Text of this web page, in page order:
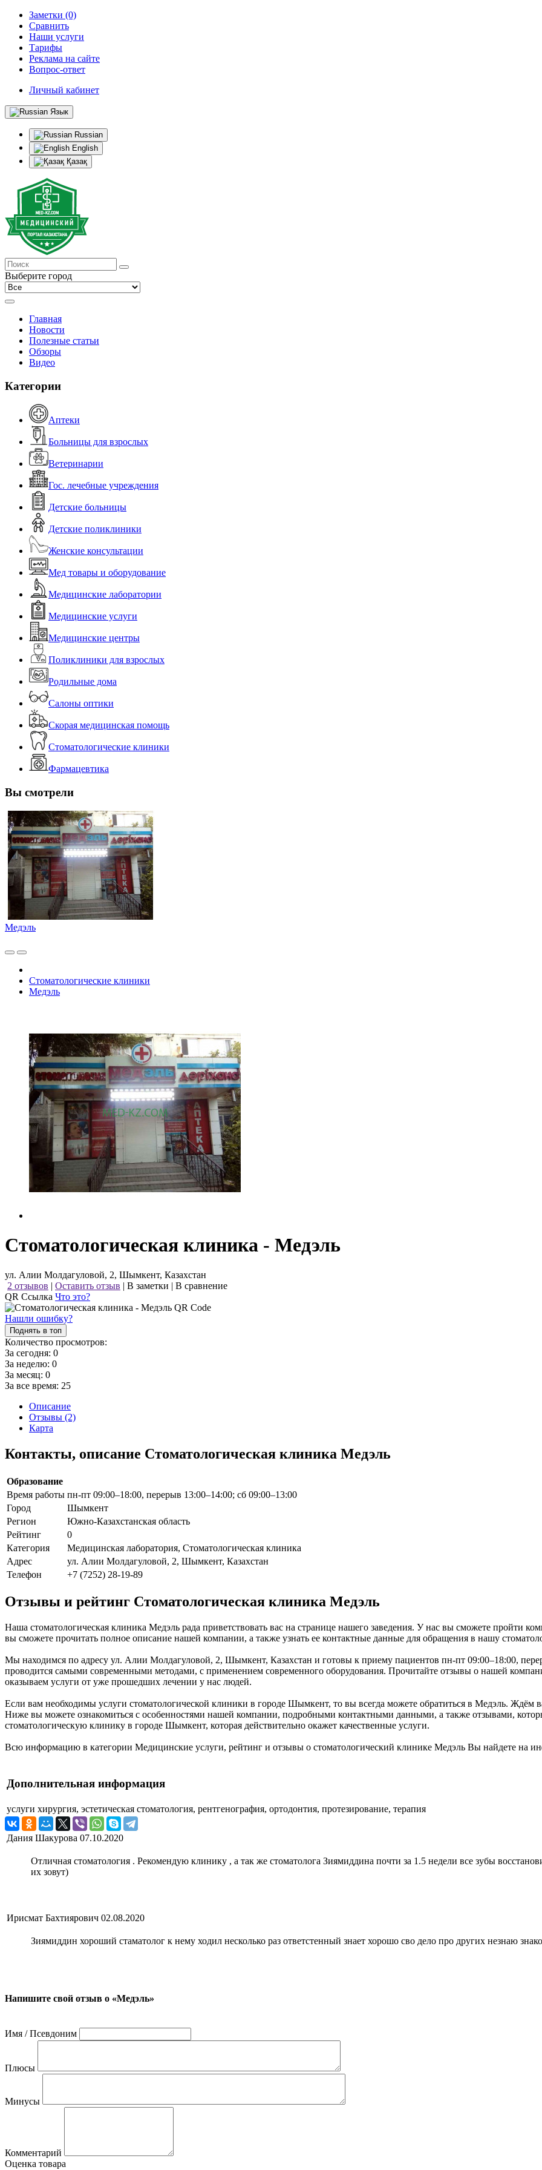
Заметки (0)
Сравнить
Наши услуги
Тарифы
Реклама на сайте
Вопрос-ответ
Личный кабинет
Язык
Russian
English
Қазақ
Выберите город
Главная
Новости
Полезные статьи
Обзоры
Видео
Категории
Аптеки
Больницы для взрослых
Ветеринарии
Гос. лечебные учреждения
Детские больницы
Детские поликлиники
Женские консультации
Мед товары и оборудование
Медицинские лаборатории
Медицинские услуги
Медицинские центры
Поликлиники для взрослых
Родильные дома
Салоны оптики
Скорая медицинская помощь
Стоматологические клиники
Фармацевтика
Вы смотрели
Медэль
Стоматологические клиники
Медэль
Стоматологическая клиника - Медэль
ул. Алии Молдагуловой, 2, Шымкент, Казахстан
2 отзывов | Оставить отзыв | В заметки | В сравнение
QR Ссылка Что это?
Нашли ошибку?
Поднять в топ
Количество просмотров:
За сегодня: 0
За неделю: 0
За месяц: 0
За все время: 25
Описание
Отзывы (2)
Карта
Контакты, описание Стоматологическая клиника Медэль
Образование
Время работы пн-пт 09:00–18:00, перерыв 13:00–14:00; сб 09:00–13:00
Город
Шымкент
Регион
Южно-Казахстанская область
Рейтинг
0
Категория
Медицинская лаборатория, Стоматологическая клиника
Адрес
ул. Алии Молдагуловой, 2, Шымкент, Казахстан
Телефон
+7 (7252) 28-19-89
Отзывы и рейтинг Стоматологическая клиника Медэль
Наша стоматологическая клиника Медэль рада приветствовать вас на странице нашего заведения. У нас вы сможете пройти
вы сможете прочитать полное описание нашей компании, а также узнать ее контактные данные для обращения в нашу
Мы находимся по адресу ул. Алии Молдагуловой, 2, Шымкент, Казахстан и готовы к приему пациентов пн-пт 09:00–18:00,
проводится самыми современными методами, с применением современного оборудования. Прочитайте отзывы о нашей
оказываем услуги от уже прошедших лечении у нас людей.
Если вам необходимы услуги стоматологической клиники в городе Шымкент, то вы всегда можете обратиться в Медэль.
Ниже вы можете ознакомиться с особенностями нашей компании, подробными контактными данными, а также отзывами,
стоматологическую клинику в городе Шымкент, которая действительно окажет качественные услуги.
Всю информацию в категории Медицинские услуги, рейтинг и отзывы о стоматологический клинике Медэль Вы найдете на
Дополнительная информация
услуги хирургия, эстетическая стоматология, рентгенография, ортодонтия, протезирование, терапия
Дания Шакурова 07.10.2020
Отличная стоматология . Рекомендую клинику , а так же стоматолога Зиямиддина почти за 1.5 недели все зубы
их зовут)
Ирисмат Бахтиярович 02.08.2020
Зиямиддин хороший стаматолог к нему ходил несколько раз ответстенный знает хорошо сво дело про других незнаю
Напишите свой отзыв о «Медэль»
Имя / Псевдоним
Плюсы
Минусы
Комментарий
Оценка товара